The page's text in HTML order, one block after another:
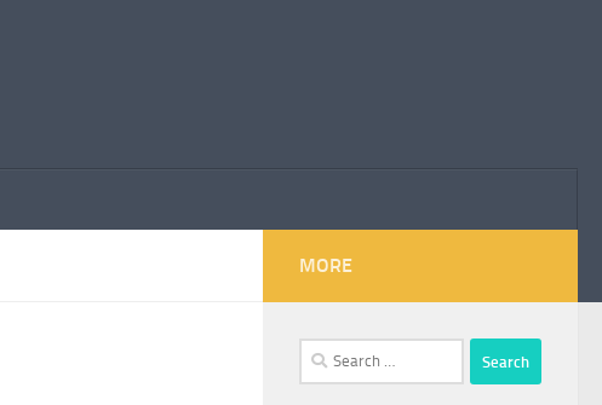
MORE
Search
for: